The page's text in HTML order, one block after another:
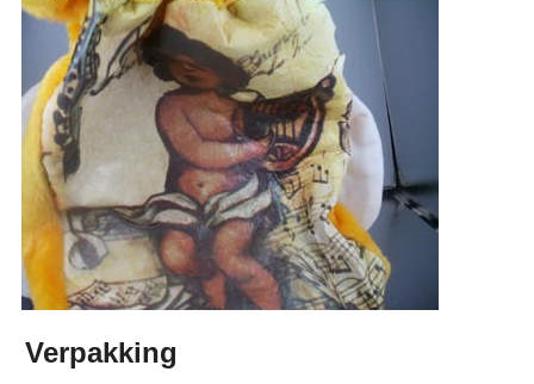
Verpakking